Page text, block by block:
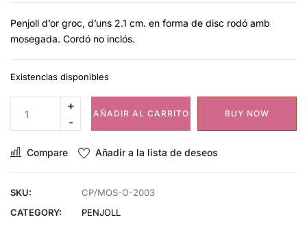
Penjoll d’or groc, d’uns 2.1 cm. en forma de disc rodó amb
mosegada. Cordó no inclós.
Existencias disponibles
AÑADIR AL CARRITO BUY NOW
Compare Añadir a la lista de deseos
SKU:
CP/MOS-O-2003
CATEGORY:
PENJOLL